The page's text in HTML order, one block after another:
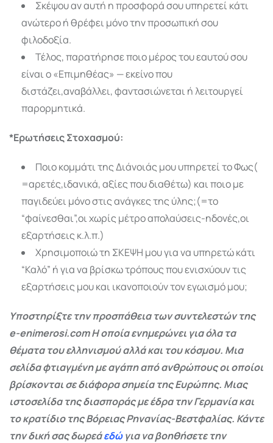
Σκέψου αν αυτή η προσφορά σου υπηρετεί κάτι
ανώτερο ή θρέφει μόνο την προσωπική σου
φιλοδοξία.
Τέλος, παρατήρησε ποιο μέρος του εαυτού σου
είναι ο «Επιμηθέας» — εκείνο που
διστάζει,αναβάλλει, φαντασιώνεται ή λειτουργεί
παρορμητικά.
*Ερωτήσεις Στοχασμού:
Ποιο κομμάτι της Διάνοιάς μου υπηρετεί το Φως(
=αρετές,ιδανικά, αξίες που διαθέτω) και ποιο με
παγιδεύει μόνο στις ανάγκες της ύλης;(=το
“φαίνεσθαι”,οι χωρίς μέτρο απολαύσεις-ηδονές,οι
εξαρτήσεις κ.λ.π.)
Χρησιμοποιώ τη ΣΚΕΨΗ μου για να υπηρετώ κάτι
“Καλό” ή για να βρίσκω τρόπους που ενισχύουν τις
εξαρτήσεις μου και ικανοποιούν τον εγωισμό μου;
Υποστηρίξτε την προσπάθεια των συντελεστών της
e-enimerosi.com Η οποία ενημερώνει για όλα τα
θέματα του ελληνισμού αλλά και του κόσμου. Μια
σελίδα φτιαγμένη με αγάπη από ανθρώπους οι οποίοι
βρίσκονται σε διάφορα σημεία της Ευρώπης. Μιας
ιστοσελίδα της διασποράς με έδρα την Γερμανία και
το κρατίδιο της Βόρειας Ρηνανίας-Βεστφαλίας. Κάντε
την δική σας δωρεάεδώγια να βοηθήσετε την